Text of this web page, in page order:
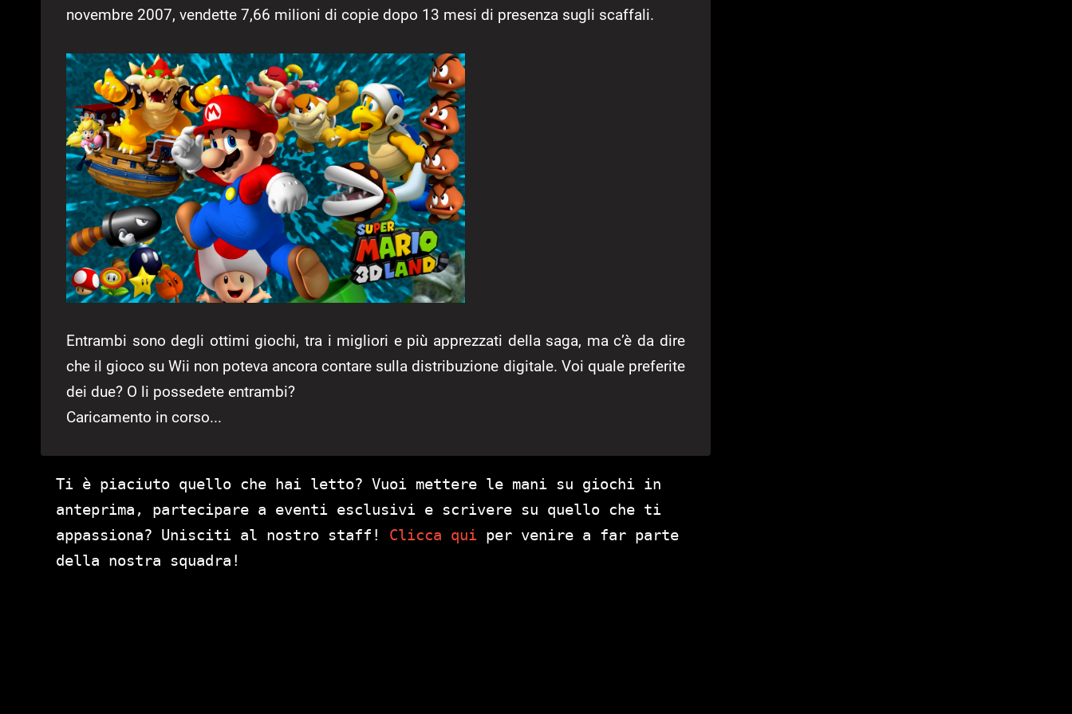
novembre 2007, vendette 7,66 milioni di copie dopo 13 mesi di presenza sugli scaffali.
Entrambi sono degli ottimi giochi, tra i migliori e più apprezzati della saga, ma c’è da dire
che il gioco su Wii non poteva ancora contare sulla distribuzione digitale. Voi quale preferite
dei due? O li possedete entrambi?
Caricamento in corso...
Ti è piaciuto quello che hai letto? Vuoi mettere le mani su giochi in
anteprima, partecipare a eventi esclusivi e scrivere su quello che ti
appassiona? Unisciti al nostro staff! Clicca qui per venire a far parte
della nostra squadra!